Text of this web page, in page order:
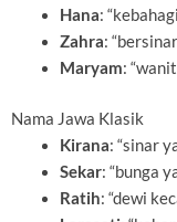
Hana:
Zahra:
Maryam:
Nama Jawa Klasik
Kirana: “sinar
Sekar: “bunga
Ratih: “dewi